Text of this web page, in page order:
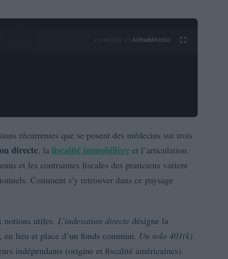
Ad hubMedia
récurrentes que se posent des médecins sur trois
directe, la fiscalité immobilière et l’articulation
et les contraintes fiscales des praticiens varient
Comment s’y retrouver dans ce paysage
notions utiles. L’indexation directe désigne la
lieu et place d’un fonds commun. Un solo 401(k)
indépendants (origine et fiscalité américaines).